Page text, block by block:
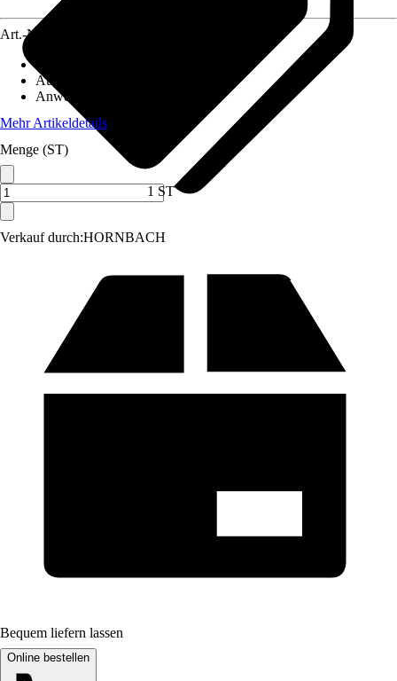
Verkauf durch:HORNBACH
Art.-Nr.
Ausführung
Anwendungsbereich
Mehr Artikeldetails
Menge (ST)
1 ST
Bequem liefern lassen
Online bestellen